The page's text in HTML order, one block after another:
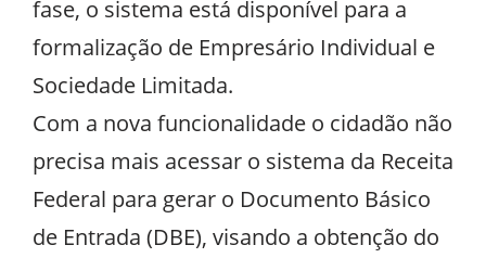
fase, o sistema está disponível para a
formalização de Empresário Individual e
Sociedade Limitada.
Com a nova funcionalidade o cidadão não
precisa mais acessar o sistema da Receita
Federal para gerar o Documento Básico
de Entrada (DBE), visando a obtenção do